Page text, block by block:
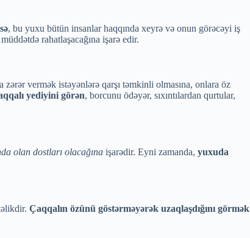
, bu yuxu bütün insanlar haqqında xeyrə və onun görəcəyi iş
rahatlaşacağına işarə edir.
zərər vermək istəyənlərə qarşı təmkinli olmasına, onlara öz
yediyini görən, borcunu ödəyər, sıxıntılardan qurtular,
olan dostları olacağına işarədir. Eyni zamanda, yuxuda
Çaqqalın özünü göstərməyərək uzaqlaşdığını görmək